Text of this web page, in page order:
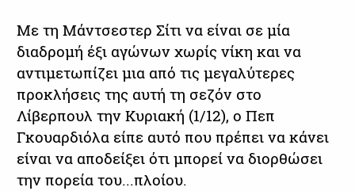
Με τη Μάντσεστερ Σίτι να είναι σε μία
διαδρομή έξι αγώνων χωρίς νίκη και να
αντιμετωπίζει μια από τις μεγαλύτερες
προκλήσεις της αυτή τη σεζόν στο
Λίβερπουλ την Κυριακή (1/12), ο Πεπ
Γκουαρδιόλα είπε αυτό που πρέπει να κάνει
είναι να αποδείξει ότι μπορεί να διορθώσει
την πορεία του...πλοίου.